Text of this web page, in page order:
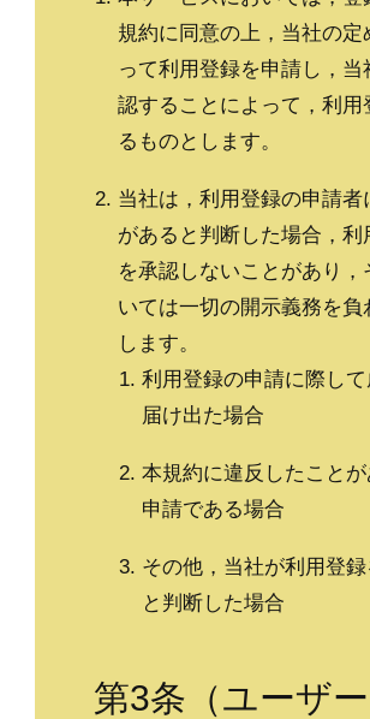
規約に同意の上，当社の定
って利用登録を申請し，当
認することによって，利用
るものとします。
当社は，利用登録の申請者
があると判断した場合，利
を承認しないことがあり，
いては一切の開示義務を負
します。
利用登録の申請に際し
届け出た場合
本規約に違反したこと
申請である場合
その他，当社が利用登
と判断した場合
第3条（ユーザ